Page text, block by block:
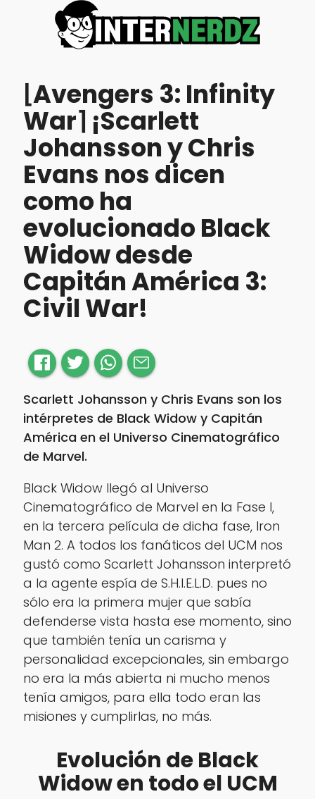
⌊Avengers 3: Infinity
War⌉ ¡Scarlett
Johansson y Chris
Evans nos dicen
como ha
evolucionado Black
Widow desde
Capitán América 3:
Civil War!
Scarlett Johansson y Chris Evans son los
intérpretes de Black Widow y Capitán
América en el Universo Cinematográfico
de Marvel.
Black Widow llegó al Universo
Cinematográfico de Marvel en la Fase I,
en la tercera película de dicha fase, Iron
Man 2. A todos los fanáticos del UCM nos
gustó como Scarlett Johansson interpretó
a la agente espía de S.H.I.E.L.D. pues no
sólo era la primera mujer que sabía
defenderse vista hasta ese momento, sino
que también tenía un carisma y
personalidad excepcionales, sin embargo
no era la más abierta ni mucho menos
tenía amigos, para ella todo eran las
misiones y cumplirlas, no más.
Evolución de Black
Widow en todo el UCM